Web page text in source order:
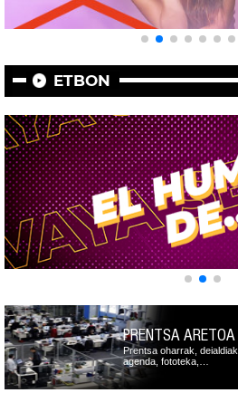
ETBON
PRENTSA ARETOA
Prentsa oharrak, deialdiak,
agenda, fototeka,…